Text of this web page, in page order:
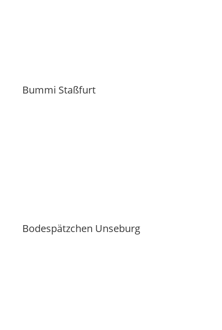
Bummi Staßfurt
Bodespätzchen Unseburg